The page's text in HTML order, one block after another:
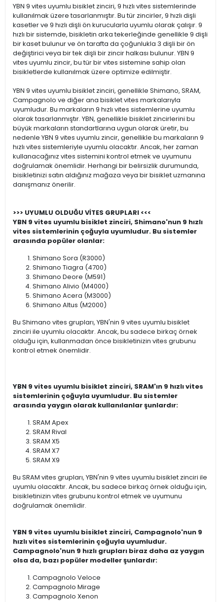
YBN 9 vites uyumlu bisiklet zinciri, 9 hızlı vites sistemlerinde
kullanılmak üzere tasarlanmıştır. Bu tür zincirler, 9 hızlı dişli
kasetler ve 9 hızlı dişli ön kurucularla uyumlu olarak çalışır. 9
hızlı bir sistemde, bisikletin arka tekerleğinde genellikle 9 dişli
bir kaset bulunur ve ön tarafta da çoğunlukla 3 dişli bir ön
değiştirici veya bir tek dişli bir zincir halkası bulunur. YBN 9
vites uyumlu zincir, bu tür bir vites sistemine sahip olan
bisikletlerde kullanılmak üzere optimize edilmiştir.
YBN 9 vites uyumlu bisiklet zinciri, genellikle Shimano, SRAM,
Campagnolo ve diğer ana bisiklet vites markalarıyla
uyumludur. Bu markaların 9 hızlı vites sistemlerine uyumlu
olarak tasarlanmıştır. YBN, genellikle bisiklet zincirlerini bu
büyük markaların standartlarına uygun olarak üretir, bu
nedenle YBN 9 vites uyumlu zincir, genellikle bu markaların 9
hızlı vites sistemleriyle uyumlu olacaktır. Ancak, her zaman
kullanacağınız vites sistemini kontrol etmek ve uyumunu
doğrulamak önemlidir. Herhangi bir belirsizlik durumunda,
bisikletinizi satın aldığınız mağaza veya bir bisiklet uzmanına
danışmanız önerilir.
>>> UYUMLU OLDUĞU VİTES GRUPLARI <<<
YBN 9 vites uyumlu bisiklet zinciri, Shimano'nun 9 hızlı
vites sistemlerinin çoğuyla uyumludur. Bu sistemler
arasında popüler olanlar:
Shimano Sora (R3000)
Shimano Tiagra (4700)
Shimano Deore (M591)
Shimano Alivio (M4000)
Shimano Acera (M3000)
Shimano Altus (M2000)
Bu Shimano vites grupları, YBN'nin 9 vites uyumlu bisiklet
zinciri ile uyumlu olacaktır. Ancak, bu sadece birkaç örnek
olduğu için, kullanmadan önce bisikletinizin vites grubunu
kontrol etmek önemlidir.
YBN 9 vites uyumlu bisiklet zinciri, SRAM'ın 9 hızlı vites
sistemlerinin çoğuyla uyumludur. Bu sistemler
arasında yaygın olarak kullanılanlar şunlardır:
SRAM Apex
SRAM Rival
SRAM X5
SRAM X7
SRAM X9
Bu SRAM vites grupları, YBN'nin 9 vites uyumlu bisiklet zinciri ile
uyumlu olacaktır. Ancak, bu sadece birkaç örnek olduğu için,
bisikletinizin vites grubunu kontrol etmek ve uyumunu
doğrulamak önemlidir.
YBN 9 vites uyumlu bisiklet zinciri, Campagnolo'nun 9
hızlı vites sistemlerinin çoğuyla uyumludur.
Campagnolo'nun 9 hızlı grupları biraz daha az yaygın
olsa da, bazı popüler modeller şunlardır:
Campagnolo Veloce
Campagnolo Mirage
Campagnolo Xenon